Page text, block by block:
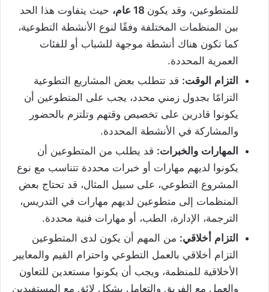
للمتطوعين، وقد يكون
حيث يتفاوت هذا الحد
بين المنظمات المختلفة وفقًا لنوع الأنشطة التطوعية،
كما تكون هناك أنشطة موجهة للشباب أو للفئات
العمرية المحددة.
التزام الوقت: قد تتطلب بعض المشاريع التطوعية
التزامًا بجدول زمني محدد، يجب على المتطوعين أن
يكونوا قادرين على تخصيص وقتهم وتلتزم بالحضور
والمشاركة في الأنشطة المحددة.
المهارات والخبرات: قد يطلب من المتطوعين أن
يكونوا لديهم مهارات أو خبرات محددة تتناسب مع نوع
المشروع التطوعي، على سبيل المثال، قد تحتاج بعض
المنظمات إلى متطوعين لديهم مهارات في التدريس،
الترجمة، الإدارة، الطب، أو مهارات فنية محددة.
التزام أخلاقي: من المهم أن يكون لدى المتطوعين
التزام أخلاقي بالعمل التطوعي واحترام القيم والمعايير
الأخلاقية للمنظمة، ويجب أن يكونوا مستعدين للتعاون
والعمل مع الفريق والتعامل بشكل لائق مع المستفيدين